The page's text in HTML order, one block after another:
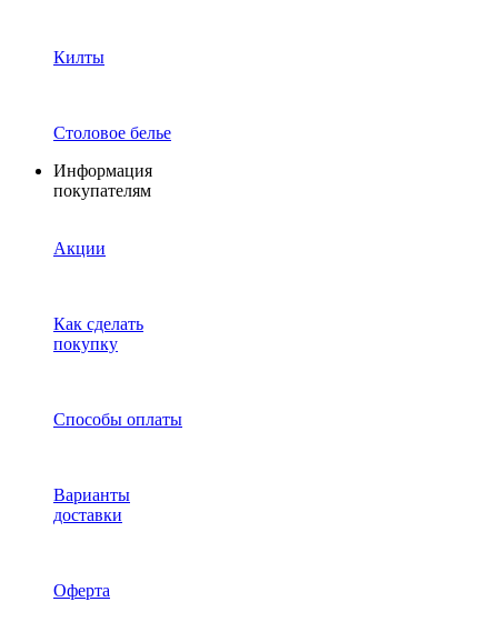
Килты
Столовое белье
Информация
покупателям
Акции
Как сделать
покупку
Способы оплаты
Варианты
доставки
Оферта